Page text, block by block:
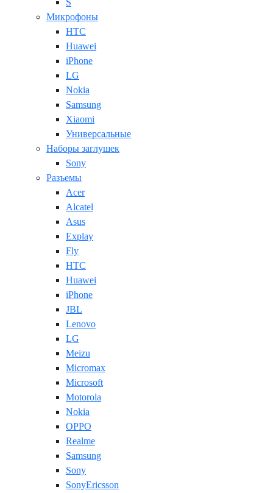
S
Микрофоны
HTC
Huawei
iPhone
LG
Nokia
Samsung
Xiaomi
Универсальные
Наборы заглушек
Sony
Разъемы
Acer
Alcatel
Asus
Explay
Fly
HTC
Huawei
iPhone
JBL
Lenovo
LG
Meizu
Micromax
Microsoft
Motorola
Nokia
OPPO
Realme
Samsung
Sony
SonyEricsson